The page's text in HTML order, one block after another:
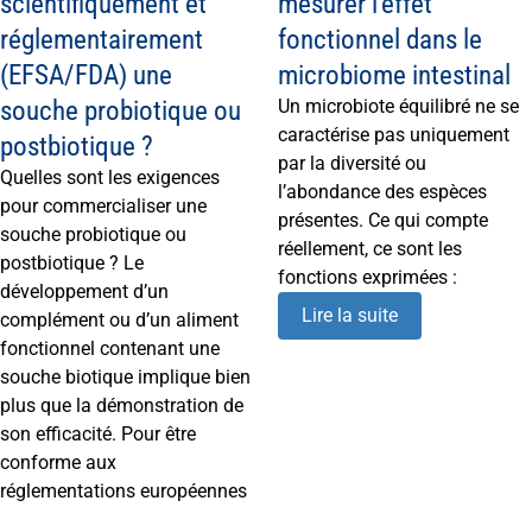
réglementairement
(EFSA/FDA) une
souche probiotique ou
postbiotique ?
Quelles sont les exigences
pour commercialiser une
souche probiotique ou
postbiotique ? Le
développement d’un
complément ou d’un aliment
fonctionnel contenant une
souche biotique implique bien
plus que la démonstration de
son efficacité. Pour être
conforme aux
réglementations européennes
fonctionnel dans le
microbiome intestinal
Un microbiote équilibré ne se
caractérise pas uniquement
par la diversité ou
l’abondance des espèces
présentes. Ce qui compte
réellement, ce sont les
fonctions exprimées :
Lire la suite